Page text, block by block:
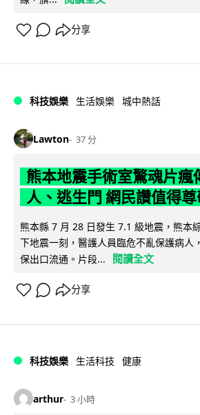
分享
科技娛樂 生活娛樂 城中熱話
Lawton 37 分
熊本地震手術室驚魂片瘋
人、逃生門 網民讚值得尊
熊本縣 7 月 28 日發生 7.1 級地震，熊本
下地震一刻，醫護人員臨危不亂保護病人
保出口流通。片段...
閱讀全文
分享
科技娛樂 生活科技 健康
arthur 3 小時